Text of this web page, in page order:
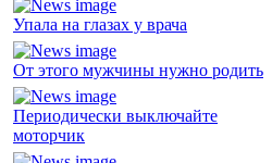
Упала на глазах у врача
От этого мужчины нужно родить
Периодически выключайте
моторчик